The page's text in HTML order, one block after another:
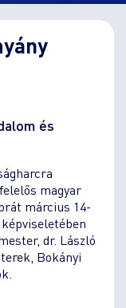
és
magyar
március 14-
dr. László
Bokányi